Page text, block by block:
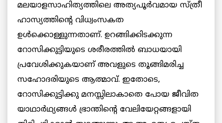
മലയാളസാഹിത്യത്തിലെ അത്യപൂര്‍വമായ സ്ത്രീ
ഹാസ്യത്തിന്‍റെ വിധ്വംസകത
ഉള്‍ക്കൊള്ളുന്നതാണ്. ഉറങ്ങിക്കിടക്കുന്ന
റോസിക്കുട്ടിയുടെ ശരീരത്തില്‍ ബാധയായി
പ്രവേശിക്കുകയാണ് അവളുടെ തൂങ്ങിമരിച്ച
സഹോദരിയുടെ ആത്മാവ്. ഇതോടെ,
റോസിക്കുട്ടിക്കു മനസ്സിലാകാതെ പോയ ജീവിത
യാഥാര്‍ഥ്യങ്ങള്‍ ഭ്രാന്തിന്‍റെ വേലിയേറ്റങ്ങളായി